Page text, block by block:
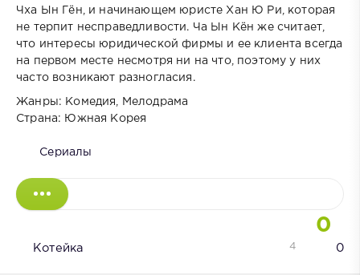
Чха Ын Гён, и начинающем юристе Хан Ю Ри, которая
не терпит несправедливости. Ча Ын Кён же считает,
что интересы юридической фирмы и ее клиента всегда
на первом месте несмотря ни на что, поэтому у них
часто возникают разногласия.
Жанры: Комедия, Мелодрама
Страна: Южная Корея
Сериалы
0
Котейка 0
4